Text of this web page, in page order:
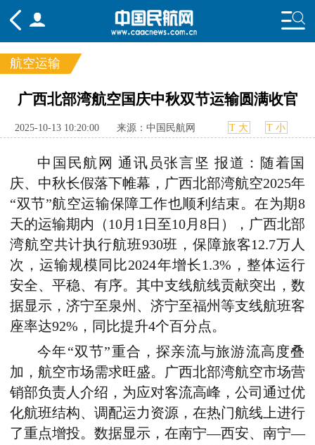
频道
国内 国际
行业
航空运输
广西北部湾航空国庆中秋双节运输圆满收官
2025-10-13 10:20:00 来源：中国民航网 T 大 T 小
中国民航网 通讯员张言坚 报道：随着国
庆、中秋长假落下帷幕，广西北部湾航空2025年
“双节”航空运输保障工作也顺利结束。在为期8
天的运输期内（10月1日至10月8日），广西北部
湾航空共计执行航班930班，保障旅客12.7万人
次，运输规模同比2024年增长1.3%，整体运行
安全、平稳、有序。其中支线航线贡献突出，数
据显示，济宁至泉州、济宁至福州等支线航班客
座率达92%，同比提升4个百分点。
今年“双节”重合，探亲流与旅游流高度叠
加，航空市场需求旺盛。广西北部湾航空市场营
销部负责人介绍，为应对客流高峰，公司通过优
化航班结构、调配运力资源，在热门航线上进行
了重点增投。数据显示，在南宁—西安、南宁—